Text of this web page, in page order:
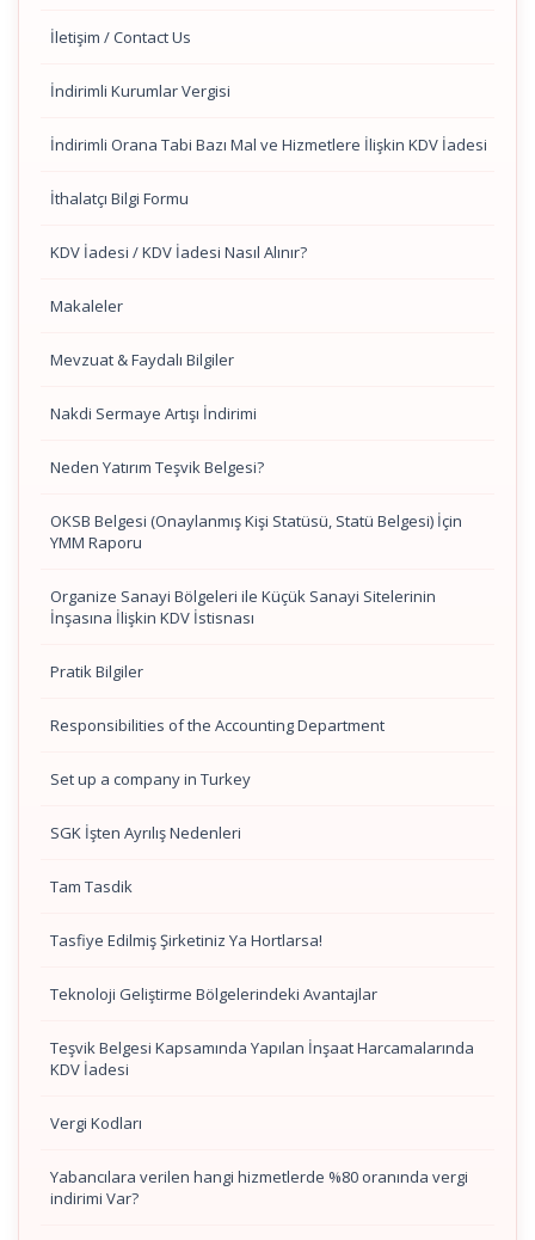
İletişim / Contact Us
İndirimli Kurumlar Vergisi
İndirimli Orana Tabi Bazı Mal ve Hizmetlere İlişkin KDV İadesi
İthalatçı Bilgi Formu
KDV İadesi / KDV İadesi Nasıl Alınır?
Makaleler
Mevzuat & Faydalı Bilgiler
Nakdi Sermaye Artışı İndirimi
Neden Yatırım Teşvik Belgesi?
OKSB Belgesi (Onaylanmış Kişi Statüsü, Statü Belgesi) İçin
YMM Raporu
Organize Sanayi Bölgeleri ile Küçük Sanayi Sitelerinin
İnşasına İlişkin KDV İstisnası
Pratik Bilgiler
Responsibilities of the Accounting Department
Set up a company in Turkey
SGK İşten Ayrılış Nedenleri
Tam Tasdik
Tasfiye Edilmiş Şirketiniz Ya Hortlarsa!
Teknoloji Geliştirme Bölgelerindeki Avantajlar
Teşvik Belgesi Kapsamında Yapılan İnşaat Harcamalarında
KDV İadesi
Vergi Kodları
Yabancılara verilen hangi hizmetlerde %80 oranında vergi
indirimi Var?